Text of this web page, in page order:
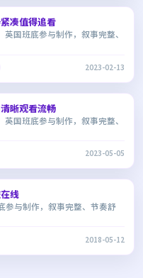
凑值得追看
国班底参与制作，叙事完整、
2023-02-13
晰观看流畅
国班底参与制作，叙事完整、
2023-05-05
线
参与制作，叙事完整、节奏舒
2018-05-12